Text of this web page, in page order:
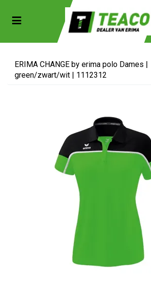
(Sportkleding)
(Collecties)
Toggle navigation
ERIMA CHANGE by erima polo Dames |
green/zwart/wit | 1112312